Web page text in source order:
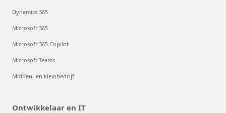
Dynamics 365
Microsoft 365
Microsoft 365 Copilot
Microsoft Teams
Midden- en kleinbedrijf
Ontwikkelaar en IT